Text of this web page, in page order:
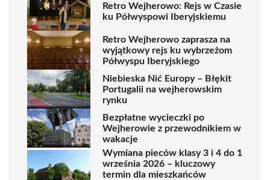
Retro Wejherowo: Rejs w Czasie
ku Półwyspowi Iberyjskiemu
Retro Wejherowo zaprasza na
wyjątkowy rejs ku wybrzeżom
Półwyspu Iberyjskiego
Niebieska Nić Europy – Błękit
Portugalii na wejherowskim
rynku
Bezpłatne wycieczki po
Wejherowie z przewodnikiem w
wakacje
Wymiana pieców klasy 3 i 4 do 1
września 2026 – kluczowy
termin dla mieszkańców